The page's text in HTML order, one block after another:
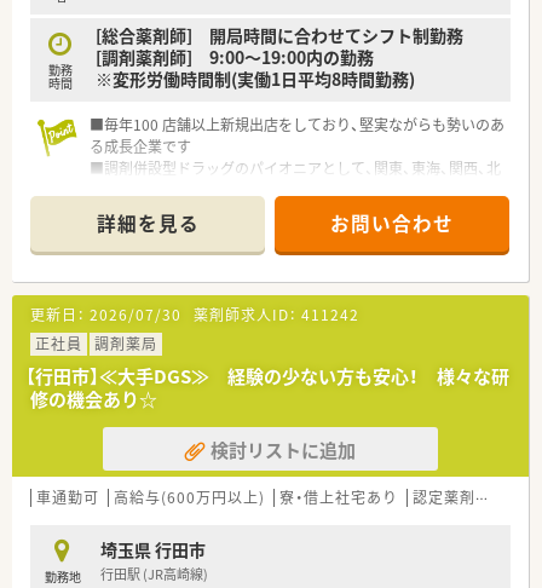
勤務
時間
[総合薬剤師] 開局時間に合わせてシフト制勤務
[調剤薬剤師] 9:00～19:00内の勤務
※変形労働時間制(実働1日平均8時間勤務)
■毎年100 店舗以上新規出店をしており、堅実ながらも勢いのあ
る成長企業です
■調剤併設型ドラッグのパイオニアとして、関東、東海、関西、北
■研修制度は様々なプランがあり、集合研修だけでなく任意で受
講可能な研修も幅広く用意されています
■店舗で活躍する従業員、社外で活躍する従業員、将来経営幹部
となる従業員など、薬剤師として様々な活躍ができるフィールド
を用意されています
■総合薬剤師・調剤薬剤師（土日休み・19時までの勤務）どちらか
の働き方を選択できます
■調剤併設型だけでなく「医療モール・クリニック併設店舗」「敷
地内薬局」「訪問調剤特化型店舗」など様々な店舗を運営してい
ます
■在宅医療にも積極的取り組んでおり「訪問調剤特化型店舗」を
50店舗以上、無菌調剤室は業界最多の51店舗設置しています
■「プラチナくるみん認定企業」「健康経営優良法人2023（大規模
法人部門）認定」等を取得し一人ひとりが働きやすい環境が整備
■充実した研修制度、人事制度、評価制度、キャリア支援制度等
があるのも特徴です
詳細を見る お問い合わせ
更新日： 2026/07/30 薬剤師求人ID： 411242
正社員
調剤薬局
【行田市】≪大手DGS≫ 経験の少ない方も安心！ 様々な研
修の機会あり☆
検討リストに追加
車通勤可 高給与(600万円以上) 寮・借上社宅あり 認定薬剤師取得支援あり
勤務地
埼玉県 行田市
行田駅 (JR高崎線)